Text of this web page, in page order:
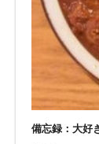
備忘録：大好